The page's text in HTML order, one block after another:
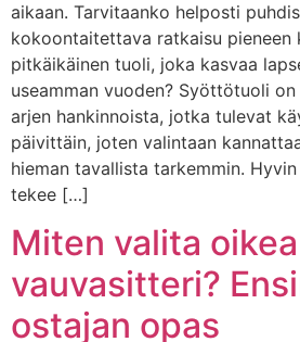
aikaan. Tarvitaanko helposti
kokoontaitettava ratkaisu pieneen
pitkäikäinen tuoli, joka kasvaa
useamman vuoden? Syöttötuoli
arjen hankinnoista, jotka tulevat
päivittäin, joten valintaan
hieman tavallista tarkemmin.
tekee […]
Miten valita oikea
vauvasitteri?
ostajan opas